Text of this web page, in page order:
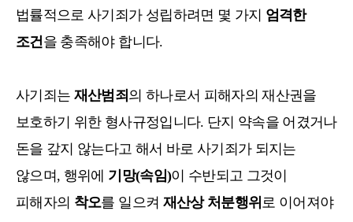
법률적으로 사기죄가 성립하려면 몇 가지 엄격한
조건을 충족해야 합니다.
사기죄는 재산범죄 의 하나로서 피해자의 재산권을
보호하기 위한 형사규정입니다. 단지 약속을 어겼거나
돈을 갚지 않는다고 해서 바로 사기죄가 되지는
않으며, 행위에 기망(속임)이 수반되고 그것이
피해자의 착오를 일으켜 재산상 처분행위 로 이어져야